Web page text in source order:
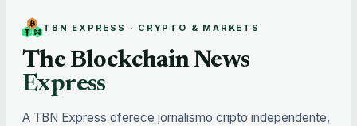
TBN EXPRESS · CRYPTO & MARKETS
The Blockchain News
Express
A TBN Express oferece jornalismo cripto independente,